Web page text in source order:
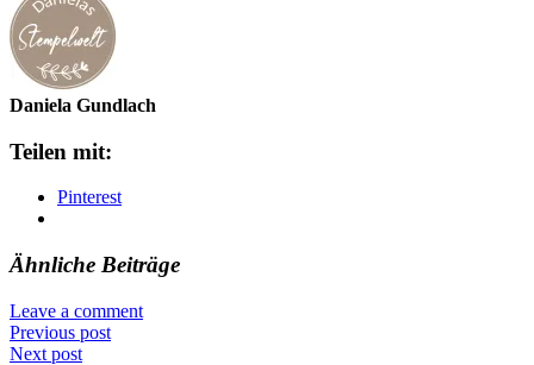
Daniela Gundlach
Teilen mit:
Pinterest
Ähnliche Beiträge
Leave a comment
Previous post
Next post